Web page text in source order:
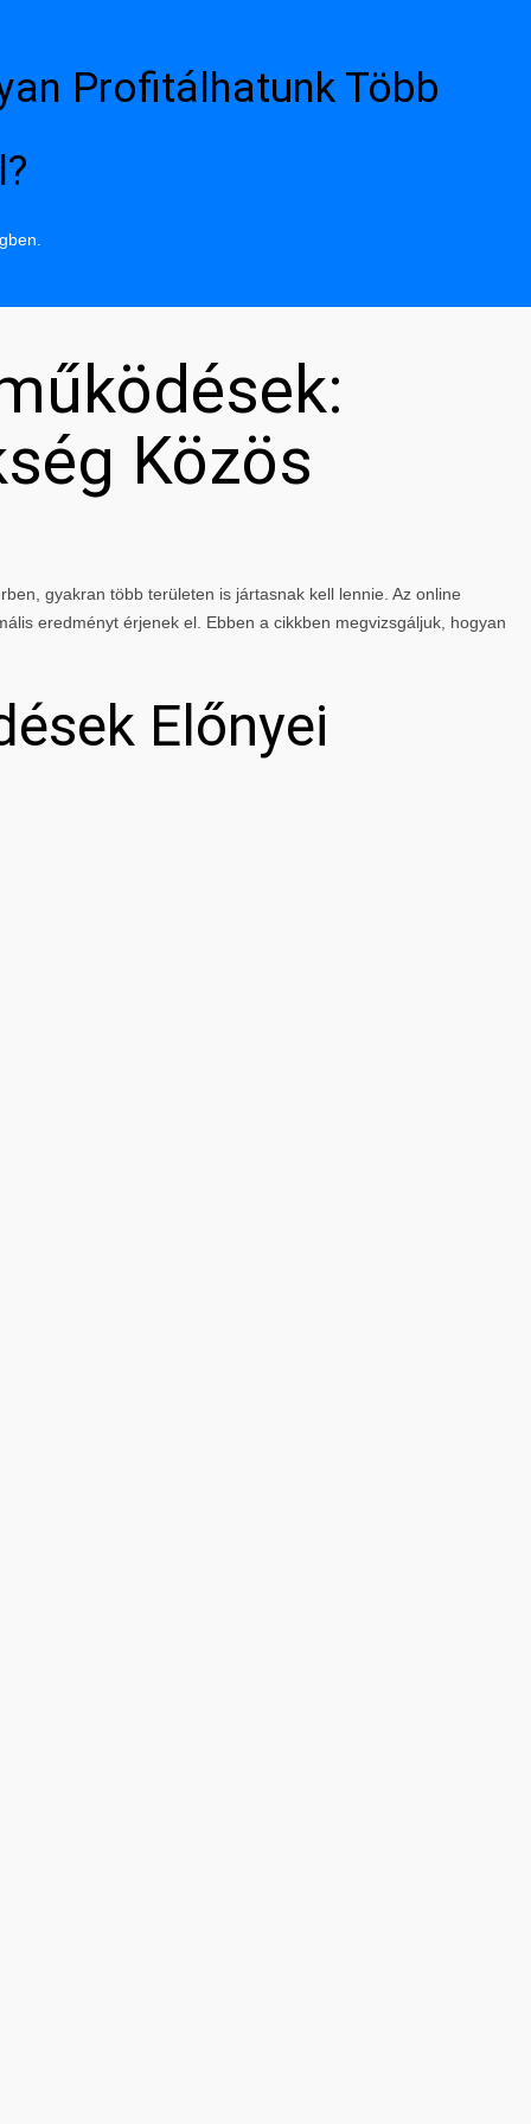
Profitálhatunk Több
Közös
gyakran több területen is jártasnak kell lennie. Az online
eredményt érjenek el. Ebben a cikkben megvizsgáljuk, hogyan
Előnyei